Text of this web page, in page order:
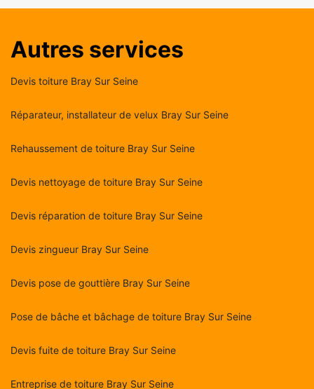
Autres services
Devis toiture Bray Sur Seine
Réparateur, installateur de velux Bray Sur Seine
Rehaussement de toiture Bray Sur Seine
Devis nettoyage de toiture Bray Sur Seine
Devis réparation de toiture Bray Sur Seine
Devis zingueur Bray Sur Seine
Devis pose de gouttière Bray Sur Seine
Pose de bâche et bâchage de toiture Bray Sur Seine
Devis fuite de toiture Bray Sur Seine
Entreprise de toiture Bray Sur Seine